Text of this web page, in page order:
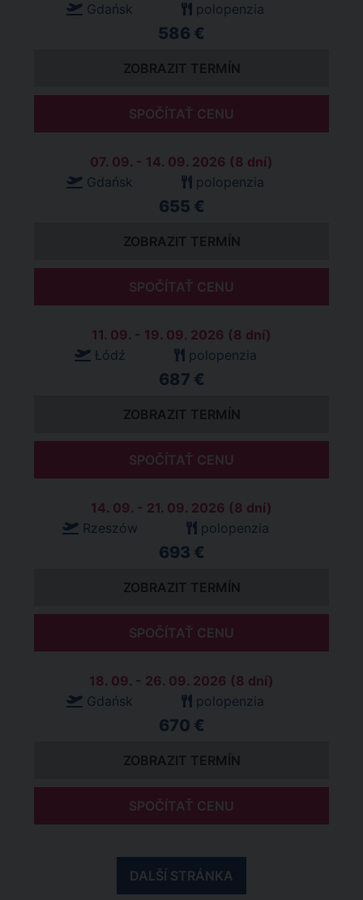
Gdańsk
polopenzia
586 €
ZOBRAZIT TERMÍN
SPOČÍTAŤ CENU
07. 09. - 14. 09. 2026 (8 dní)
Gdańsk
polopenzia
655 €
ZOBRAZIT TERMÍN
SPOČÍTAŤ CENU
11. 09. - 19. 09. 2026 (8 dní)
Łódź
polopenzia
687 €
ZOBRAZIT TERMÍN
SPOČÍTAŤ CENU
14. 09. - 21. 09. 2026 (8 dní)
Rzeszów
polopenzia
693 €
ZOBRAZIT TERMÍN
SPOČÍTAŤ CENU
18. 09. - 26. 09. 2026 (8 dní)
Gdańsk
polopenzia
670 €
ZOBRAZIT TERMÍN
SPOČÍTAŤ CENU
DALŠÍ STRÁNKA